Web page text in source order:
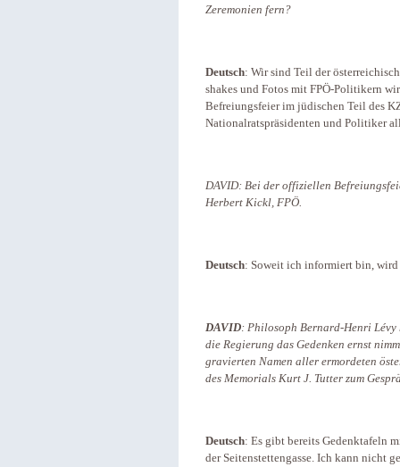
Zeremonien fern?
Deutsch: Wir sind Teil der
shakes und Fotos mit FPÖ-Politikern
Befreiungsfeier im jüdischen Teil des
Nationalratspräsidenten und Politiker
DAVID: Bei der offiziellen
Herbert Kickl, FPÖ.
Deutsch: Soweit ich informiert bin,
DAVID: Philosoph Bernard-Henri Lévy
die Regierung das Gedenken ernst
gravierten Namen aller ermordeten
des Memorials Kurt J. Tutter zum
Deutsch: Es gibt bereits Gedenktafeln
der Seitenstettengasse. Ich kann nicht